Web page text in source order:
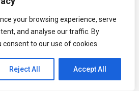
your browsing experience, serve
and analyse our traffic. By
consent to our use of cookies.
Reject All Accept All